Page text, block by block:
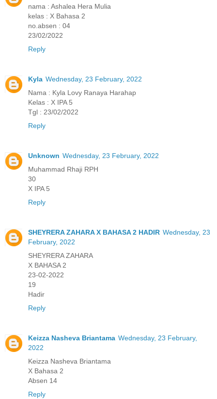
nama : Ashalea Hera Mulia
kelas : X Bahasa 2
no.absen : 04
23/02/2022
Reply
Kyla Wednesday, 23 February, 2022
Nama : Kyla Lovy Ranaya Harahap
Kelas : X IPA 5
Tgl : 23/02/2022
Reply
Unknown Wednesday, 23 February, 2022
Muhammad Rhaji RPH
30
X IPA 5
Reply
SHEYRERA ZAHARA X BAHASA 2 HADIR Wednesday, 23
February, 2022
SHEYRERA ZAHARA
X BAHASA 2
23-02-2022
19
Hadir
Reply
Keizza Nasheva Briantama Wednesday, 23 February,
2022
Keizza Nasheva Briantama
X Bahasa 2
Absen 14
Reply